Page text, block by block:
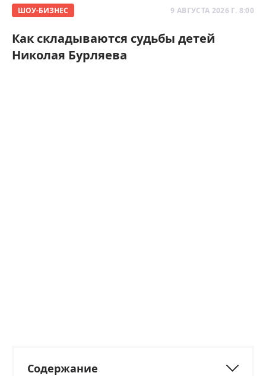
ШОУ-БИЗНЕС 9 АВГУСТА 2026 Г. 8:00
Как складываются судьбы детей
Николая Бурляева
Содержание